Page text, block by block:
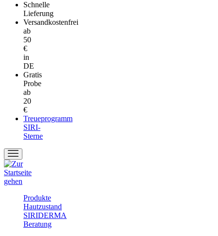
Schnelle
Lieferung
Versandkostenfrei
ab
50
€
in
DE
Gratis
Probe
ab
20
€
Treueprogramm
SIRI-
Sterne
Produkte
Hautzustand
SIRIDERMA
Beratung